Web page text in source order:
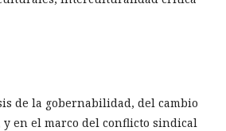
de la gobernabilidad, del cambio
y en el marco del conflicto sindical